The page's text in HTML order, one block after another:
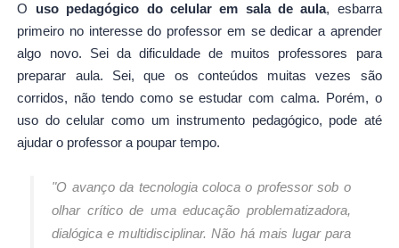
O uso pedagógico do celular em sala de aula, esbarra
primeiro no interesse do professor em se dedicar a aprender
algo novo. Sei da dificuldade de muitos professores para
preparar aula. Sei, que os conteúdos muitas vezes são
corridos, não tendo como se estudar com calma. Porém, o
uso do celular como um instrumento pedagógico, pode até
ajudar o professor a poupar tempo.
"O avanço da tecnologia coloca o professor sob o
olhar crítico de uma educação problematizadora,
dialógica e multidisciplinar. Não há mais lugar para